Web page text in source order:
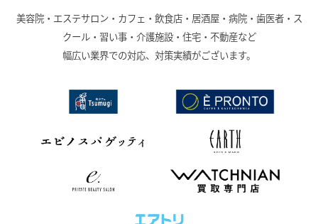
美容院・エステサロン・カフェ・飲食店・居酒屋・病院・歯医者・ス
クール・習い事・介護施設・住宅・不動産など
幅広い業界での対応、対策実績がございます。